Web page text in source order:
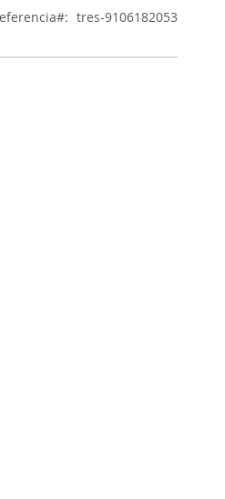
tres-9106182053